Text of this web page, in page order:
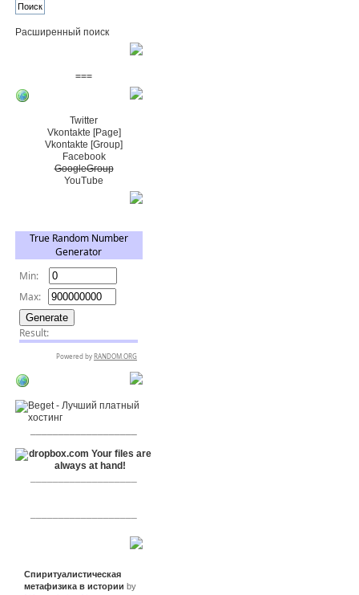
Расширенный поиск
===
Twitter
Vkontakte [Page]
Vkontakte [Group]
Facebook
GoogleGroup
YouTube
с:
Спиритуалистическая
метафизика в истории by